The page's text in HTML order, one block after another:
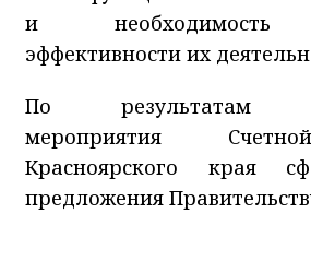
и необходимость
эффективности их
По результатам
мероприятия
Красноярского края
предложения